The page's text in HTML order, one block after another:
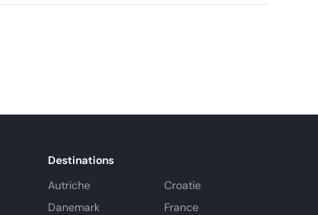
Destinations
Autriche
Croatie
Danemark
France